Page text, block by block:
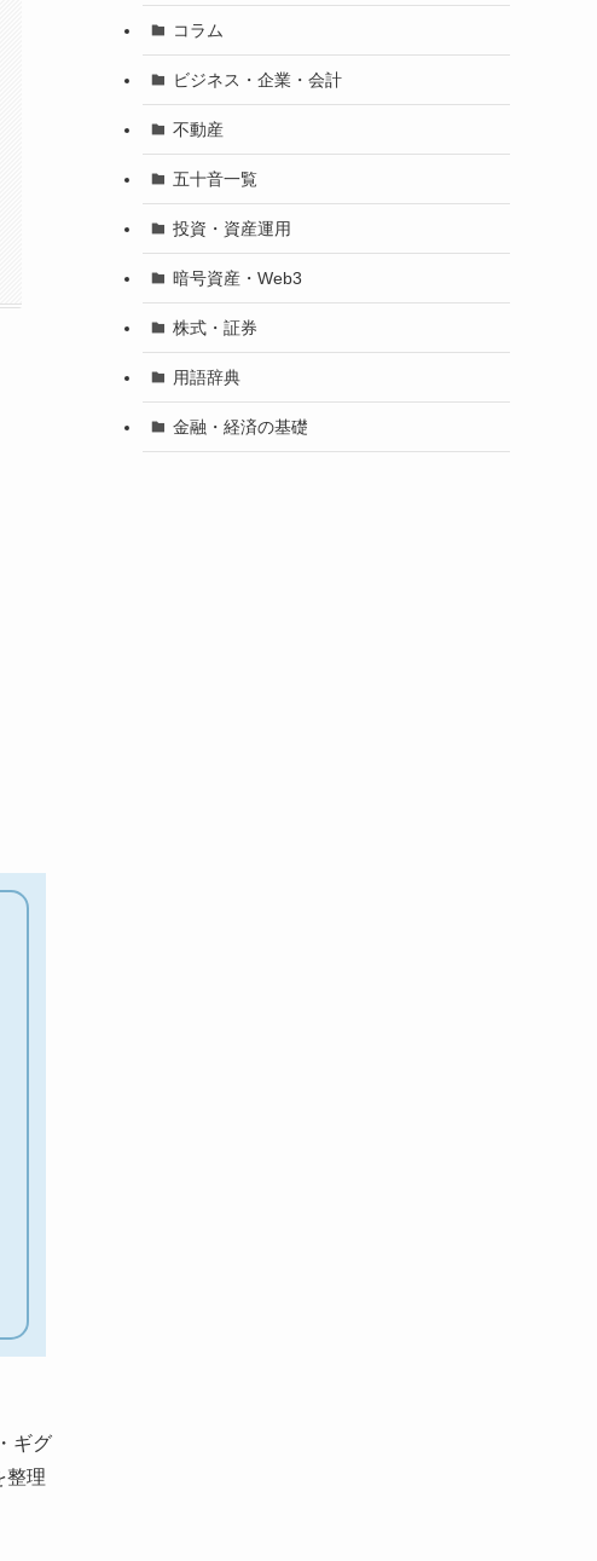
ギグ
整理
コラム
ビジネス・企業・会計
不動産
五十音一覧
投資・資産運用
暗号資産・Web3
株式・証券
用語辞典
金融・経済の基礎